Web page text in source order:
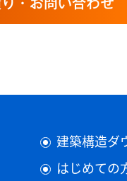
建築構造ダ
はじめての